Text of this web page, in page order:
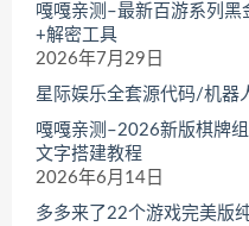
嘎嘎亲测–最新百游系列黑
+解密工具
2026年7月29日
星际娱乐全套源代码/机器
嘎嘎亲测–2026新版棋牌
文字搭建教程
2026年6月14日
多多来了22个游戏完美版